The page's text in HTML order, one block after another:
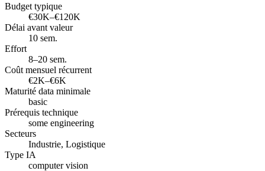
Budget typique
€30K–€120K
Délai avant valeur
10 sem.
Effort
8–20 sem.
Coût mensuel récurrent
€2K–€6K
Maturité data minimale
basic
Prérequis technique
some engineering
Secteurs
Industrie, Logistique
Type IA
computer vision